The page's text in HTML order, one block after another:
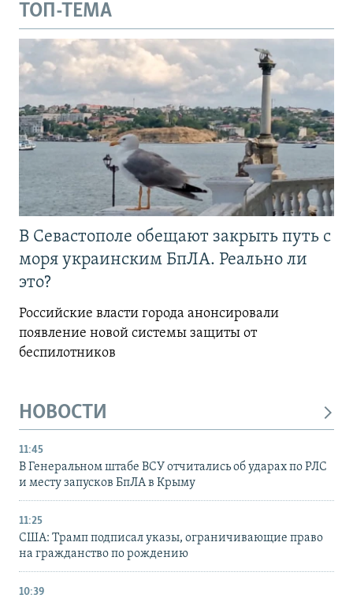
ТОП-ТЕМА
В Севастополе обещают закрыть путь с
моря украинским БпЛА. Реально ли
это?
Российские власти города анонсировали
появление новой системы защиты от
беспилотников
НОВОСТИ
11:45
В Генеральном штабе ВСУ отчитались об ударах по РЛС
и месту запусков БпЛА в Крыму
11:25
США: Трамп подписал указы, ограничивающие право
на гражданство по рождению
10:39